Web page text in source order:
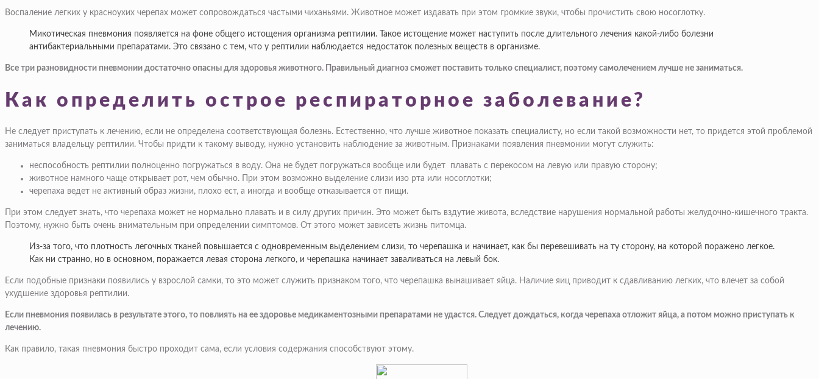
Воспаление легких у красноухих черепах может сопровождаться частыми чиханьями. Животное может издавать при этом громкие звуки, чтобы прочистить свою носоглотку.
Микотическая пневмония появляется на фоне общего истощения организма рептилии. Такое истощение может наступить после длительного лечения какой-либо болезни
антибактериальными препаратами. Это связано с тем, что у рептилии наблюдается недостаток полезных веществ в организме.
Все три разновидности пневмонии достаточно опасны для здоровья животного. Правильный диагноз сможет поставить только специалист, поэтому самолечением лучше не заниматься.
Как определить острое респираторное заболевание?
Не следует приступать к лечению, если не определена соответствующая болезнь. Естественно, что лучше животное показать специалисту, но если такой возможности нет, то придется этой проблемой
заниматься владельцу рептилии. Чтобы придти к такому выводу, нужно установить наблюдение за животным. Признаками появления пневмонии могут служить:
неспособность рептилии полноценно погружаться в воду. Она не будет погружаться вообще или будет плавать с перекосом на левую или правую сторону;
животное намного чаще открывает рот, чем обычно. При этом возможно выделение слизи изо рта или носоглотки;
черепаха ведет не активный образ жизни, плохо ест, а иногда и вообще отказывается от пищи.
При этом следует знать, что черепаха может не нормально плавать и в силу других причин. Это может быть вздутие живота, вследствие нарушения нормальной работы желудочно-кишечного тракта.
Поэтому, нужно быть очень внимательным при определении симптомов. От этого может зависеть жизнь питомца.
Из-за того, что плотность легочных тканей повышается с одновременным выделением слизи, то черепашка и начинает, как бы перевешивать на ту сторону, на которой поражено легкое.
Как ни странно, но в основном, поражается левая сторона легкого, и черепашка начинает заваливаться на левый бок.
Если подобные признаки появились у взрослой самки, то это может служить признаком того, что черепашка вынашивает яйца. Наличие яиц приводит к сдавливанию легких, что влечет за собой
ухудшение здоровья рептилии.
Если пневмония появилась в результате этого, то повлиять на ее здоровье медикаментозными препаратами не удастся. Следует дождаться, когда черепаха отложит яйца, а потом можно приступать к
лечению.
Как правило, такая пневмония быстро проходит сама, если условия содержания способствуют этому.